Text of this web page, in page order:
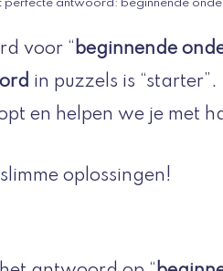
perfecte antwoord: beginnende
voor “ beginnende
in puzzels is
en helpen we je met
oplossingen!